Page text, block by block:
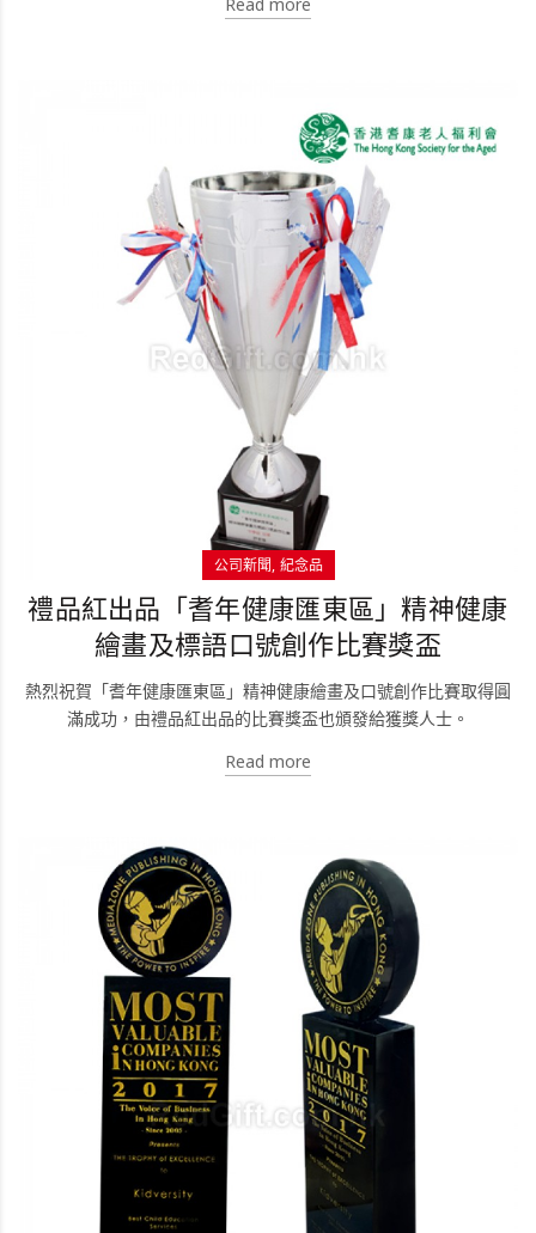
公司新聞 紀念品
禮品紅出品「耆年健康匯東區」精神健康
繪畫及標語口號創作比賽獎盃
熱烈祝賀「耆年健康匯東區」精神健康繪畫及口號創作比賽取得圓
滿成功，由禮品紅出品的比賽獎盃也頒發給獲獎人士。
Read more